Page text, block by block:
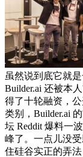
虽然说到底它就
Builder.ai 还被本
得了十轮融资，
类别，Builder.ai
坛 Reddit 爆料一
峰了。一点儿没
住硅谷实正的弄